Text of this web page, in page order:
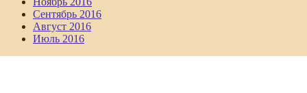
Сентябрь 2016
Август 2016
Июль 2016